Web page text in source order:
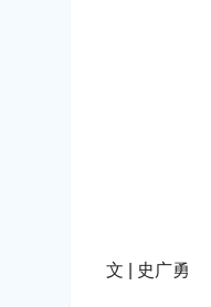
文 | 史广勇